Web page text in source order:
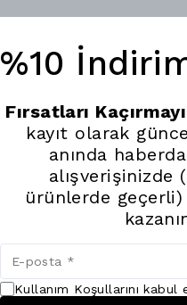
%10
Fırsatları
kayıt olarak
anında
alışverişinizde
ürünlerde geçerli)
Kullanım Koşullarını kabul